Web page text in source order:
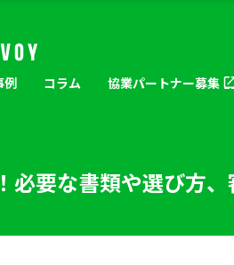
例 コラム 協業パートナー募集
要な書類や選び方、